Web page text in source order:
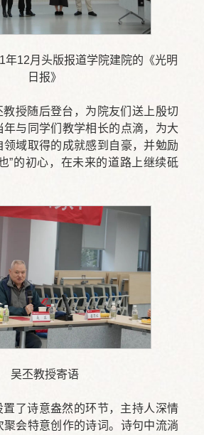
年12月头版报道学院建院的《光明
日报》
教授随后登台，为院友们送上殷切
年与同学们教学相长的点滴，为大
领域取得的成就感到自豪，并勉励
”的初心，在未来的道路上继续砥
吴丕教授寄语
置了诗意盎然的环节，主持人深情
聚会特意创作的诗词。诗句中流淌